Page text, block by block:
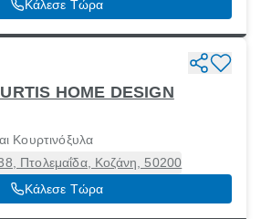
Κάλεσε Τώρα
HOME DESIGN
Κουρτινόξυλα
Πτολεμαΐδα, Κοζάνη, 50200
Κάλεσε Τώρα